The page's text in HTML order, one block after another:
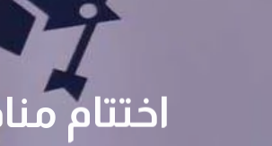
اختتام